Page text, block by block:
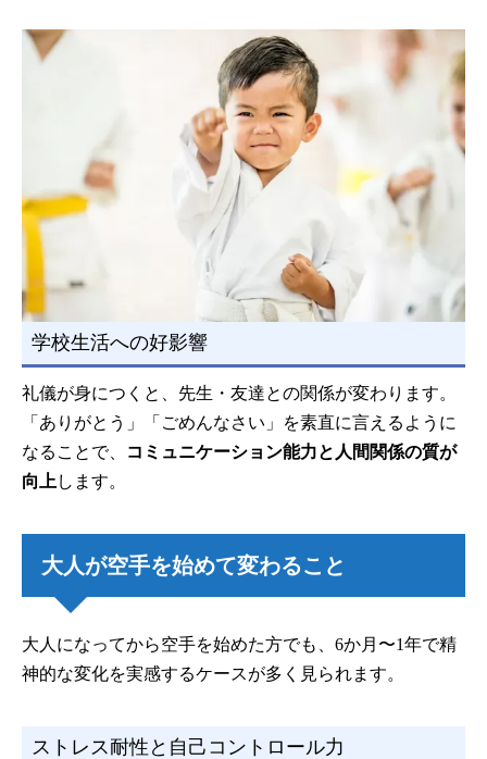
学校生活への好影響
礼儀が身につくと、先生・友達との関係が変わります。
「ありがとう」「ごめんなさい」を素直に言えるように
なることで、
コミュニケーション能力と人間関係の質が
向上 します。
大人が空手を始めて変わること
大人になってから空手を始めた方でも、6か月〜1年で精
神的な変化を実感するケースが多く見られます。
ストレス耐性と自己コントロール力